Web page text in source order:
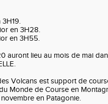
3H19.
en 3H28.
en 3H55.
auront lieu au mois de mai
Volcans est support de
Monde de Course en
en Patagonie.